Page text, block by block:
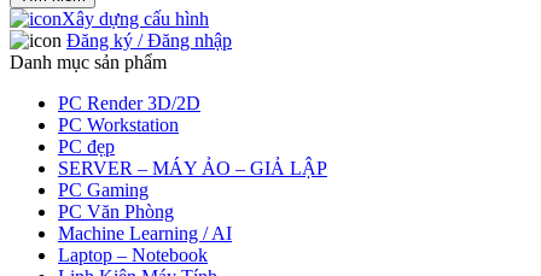
Xây dựng cấu hình
Đăng ký / Đăng nhập
Danh mục sản phẩm
PC Render 3D/2D
PC Workstation
PC đẹp
SERVER – MÁY ẢO – GIẢ LẬP
PC Gaming
PC Văn Phòng
Machine Learning / AI
Laptop – Notebook